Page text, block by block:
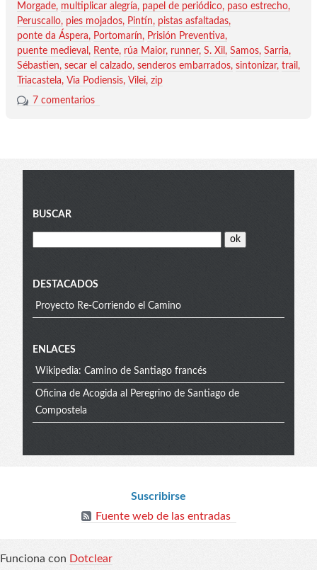
Morgade multiplicar alegría papel de periódico paso estrecho
Peruscallo pies mojados Pintín
pistas asfaltadas
ponte da Áspera
Portomarín
Prisión Preventiva
puente medieval
Rente rúa Maior runner S. Xil Samos Sarria
Sébastien secar el calzado senderos embarrados sintonizar trail
Triacastela
Via Podiensis Vilei zip
7 comentarios
Blog
menu
BUSCAR
DESTACADOS
Proyecto Re-Corriendo el Camino
Extra
menu
ENLACES
Wikipedia: Camino de Santiago francés
Oficina de Acogida al Peregrino de Santiago de
Compostela
Blog
info
Suscribirse
Fuente web de las entradas
Funciona con Dotclear